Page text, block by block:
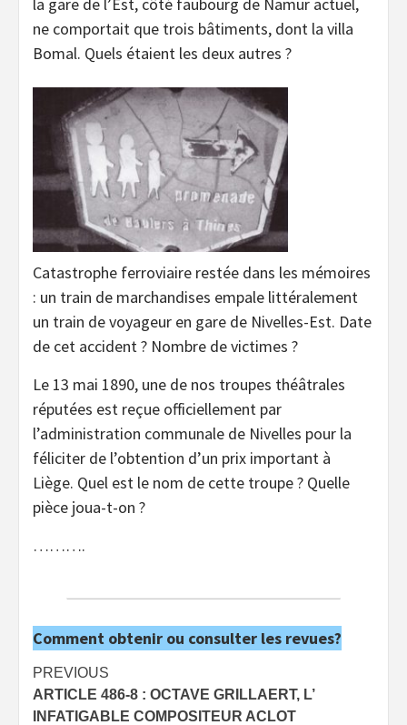
ne comportait que trois bâtiments, dont la villa
Bomal. Quels étaient les deux autres ?
Catastrophe ferroviaire restée dans les mémoires
: un train de marchandises empale littéralement
un train de voyageur en gare de Nivelles-Est. Date
de cet accident ? Nombre de victimes ?
Le 13 mai 1890, une de nos troupes théâtrales
réputées est reçue officiellement par
l’administration communale de Nivelles pour la
féliciter de l’obtention d’un prix important à
Liège. Quel est le nom de cette troupe ? Quelle
pièce joua-t-on ?
……….
Comment obtenir ou consulter les revues?
Post
navigation
PREVIOUS
ARTICLE 486-8 : OCTAVE GRILLAERT, L’
INFATIGABLE COMPOSITEUR ACLOT